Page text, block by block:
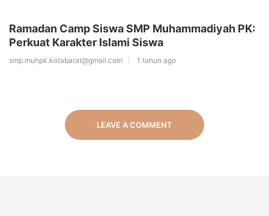
Ramadan Camp Siswa SMP Muhammadiyah PK:
Perkuat Karakter Islami Siswa
smp.muhpk.kotabarat@gmail.com 1 tahun ago
LEAVE A COMMENT